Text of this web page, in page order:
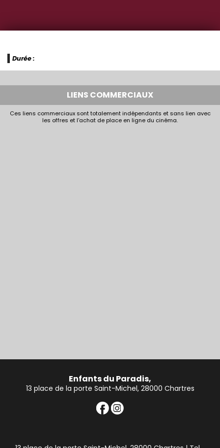
Durée :
LIENS COMMERCIAUX
Ces liens commerciaux sont totalement indépendants et sans lien avec
les offres et l'achat de place en ligne du cinéma.
Enfants du Paradis,
13 place de la porte Saint-Michel, 28000 Chartres